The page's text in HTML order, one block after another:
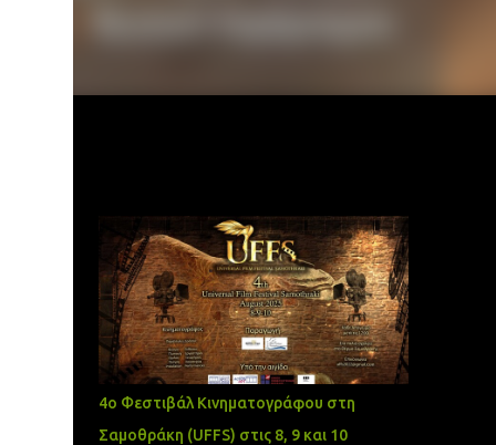
4ο Φεστιβάλ Κινηματογράφου στη
Σαμοθράκη (UFFS) στις 8, 9 και 10